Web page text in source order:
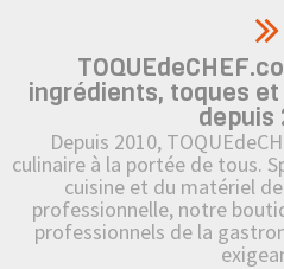
ingrédients, toques
depuis
Depuis 2010,
culinaire à la portée de tous.
cuisine et du matériel
professionnelle, notre
professionnels de la